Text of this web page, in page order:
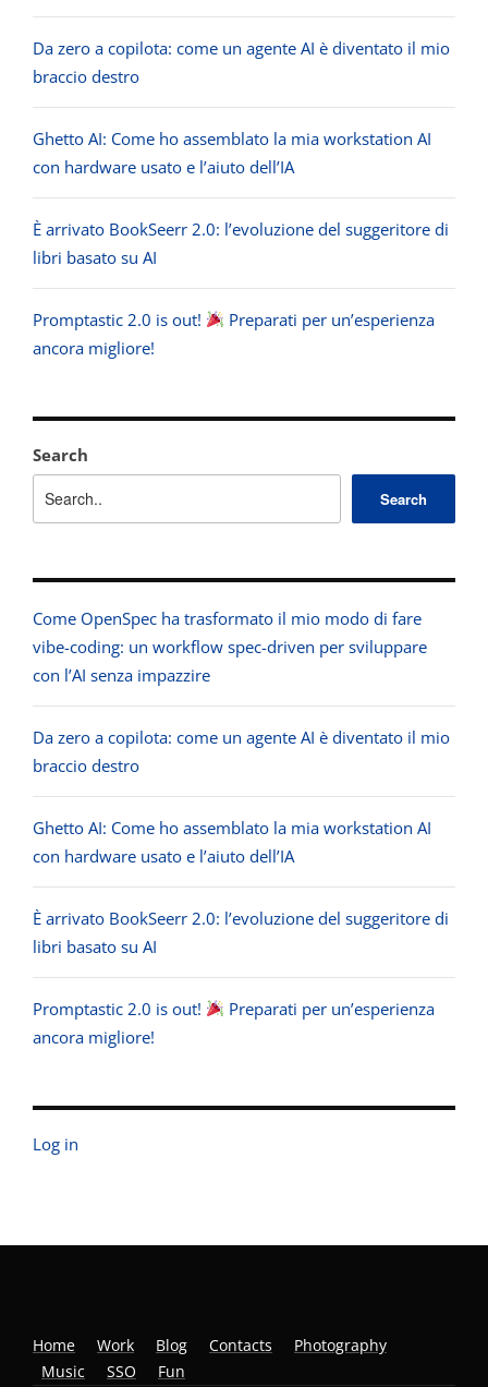
Da zero a copilota: come un agente AI è diventato il mio
braccio destro
Ghetto AI: Come ho assemblato la mia workstation AI
con hardware usato e l’aiuto dell’IA
È arrivato BookSeerr 2.0: l’evoluzione del suggeritore di
libri basato su AI
Promptastic 2.0 is out!
Preparati per un’esperienza
ancora migliore!
Search
Search
Come OpenSpec ha trasformato il mio modo di fare
vibe-coding: un workflow spec-driven per sviluppare
con l’AI senza impazzire
Da zero a copilota: come un agente AI è diventato il mio
braccio destro
Ghetto AI: Come ho assemblato la mia workstation AI
con hardware usato e l’aiuto dell’IA
È arrivato BookSeerr 2.0: l’evoluzione del suggeritore di
libri basato su AI
Promptastic 2.0 is out!
Preparati per un’esperienza
ancora migliore!
Log in
Home Work Blog Contacts
Photography
Music
SSO Fun